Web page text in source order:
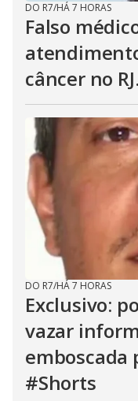
DO R7/HÁ 7 HORAS
Falso
câncer no
DO R7/HÁ 7 HORAS
Exclusivo:
vazar
emboscada
#Shorts